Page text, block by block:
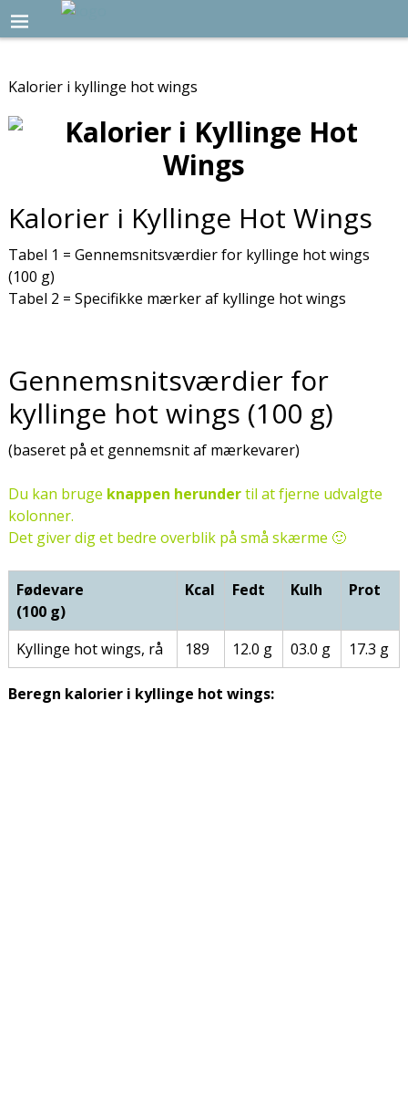
Kalorier i kyllinge hot wings
Kalorier i Kyllinge Hot Wings
Tabel 1 = Gennemsnitsværdier for kyllinge hot wings
(100 g)
Tabel 2 = Specifikke mærker af kyllinge hot wings
Gennemsnitsværdier for
kyllinge hot wings (100 g)
(baseret på et gennemsnit af mærkevarer)
Du kan bruge knappen herundertil at fjerne udvalgte
kolonner.
Det giver dig et bedre overblik på små skærme 🙂
Fødevare
(100 g)
Kcal Fedt Kulh Prot
Kyllinge hot wings, rå 189 12.0 g 03.0 g 17.3 g
Beregn kalorier i kyllinge hot wings: